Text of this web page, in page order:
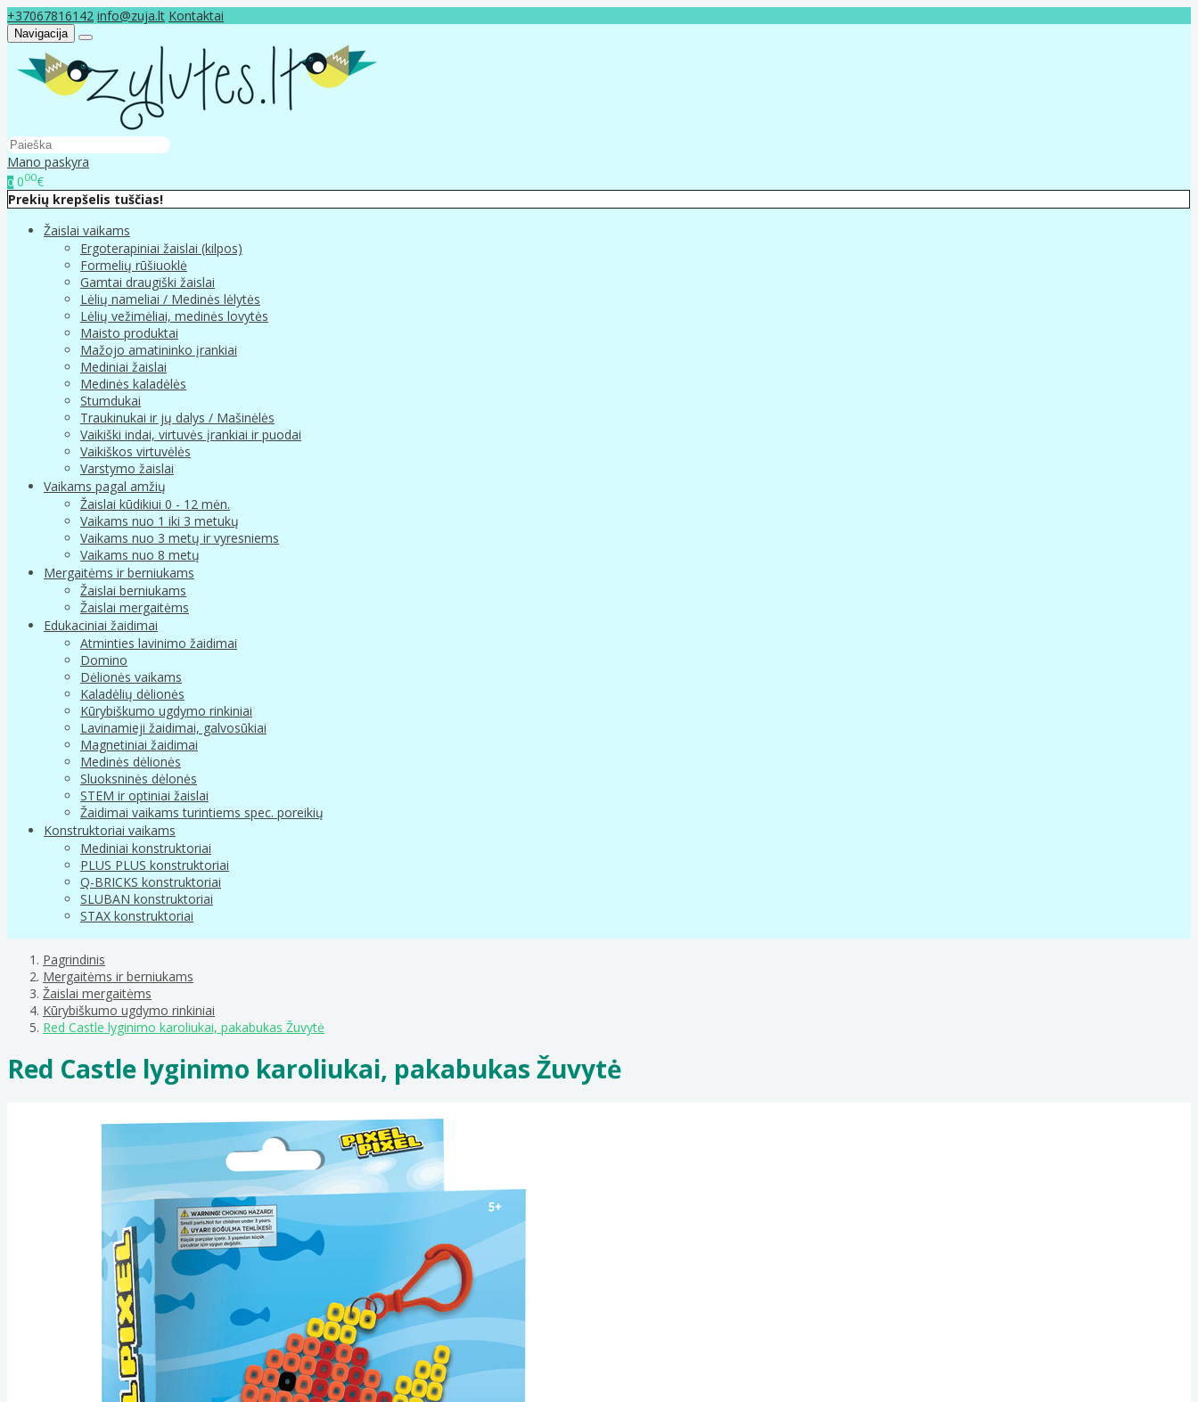
+37067816142 info@zuja.lt Kontaktai
Navigacija
Mano paskyra
0 000€
Prekių krepšelis tuščias!
Žaislai vaikams
Ergoterapiniai žaislai (kilpos)
Formelių rūšiuoklė
Gamtai draugiški žaislai
Lėlių nameliai / Medinės lėlytės
Lėlių vežimėliai, medinės lovytės
Maisto produktai
Mažojo amatininko įrankiai
Mediniai žaislai
Medinės kaladėlės
Stumdukai
Traukinukai ir jų dalys / Mašinėlės
Vaikiški indai, virtuvės įrankiai ir puodai
Vaikiškos virtuvėlės
Varstymo žaislai
Vaikams pagal amžių
Žaislai kūdikiui 0 - 12 mėn.
Vaikams nuo 1 iki 3 metukų
Vaikams nuo 3 metų ir vyresniems
Vaikams nuo 8 metų
Mergaitėms ir berniukams
Žaislai berniukams
Žaislai mergaitėms
Edukaciniai žaidimai
Atminties lavinimo žaidimai
Domino
Dėlionės vaikams
Kaladėlių dėlionės
Kūrybiškumo ugdymo rinkiniai
Lavinamieji žaidimai, galvosūkiai
Magnetiniai žaidimai
Medinės dėlionės
Sluoksninės dėlonės
STEM ir optiniai žaislai
Žaidimai vaikams turintiems spec. poreikių
Konstruktoriai vaikams
Mediniai konstruktoriai
PLUS PLUS konstruktoriai
Q-BRICKS konstruktoriai
SLUBAN konstruktoriai
STAX konstruktoriai
Pagrindinis
Mergaitėms ir berniukams
Žaislai mergaitėms
Kūrybiškumo ugdymo rinkiniai
Red Castle lyginimo karoliukai, pakabukas Žuvytė
Red Castle lyginimo karoliukai, pakabukas Žuvytė